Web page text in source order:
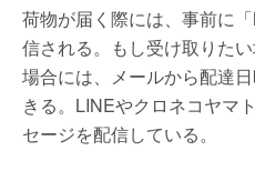
荷物が届く際には、事前に
信される。もし受け取りた
場合には、メールから配達
きる。LINEやクロネコヤマ
セージを配信している。